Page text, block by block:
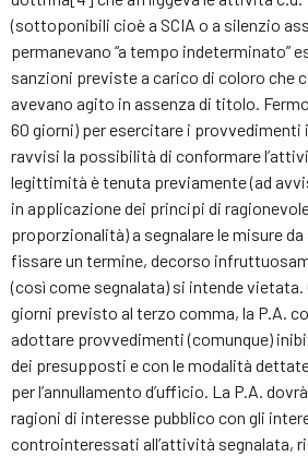
(sottoponibili cioè a SCIA o a silenzio
permanevano “a tempo indeterminato”
sanzioni previste a carico di coloro che
avevano agito in assenza di titolo.
60 giorni) per esercitare i provvedimenti
ravvisi la possibilità di conformare
legittimità è tenuta previamente (ad
in applicazione dei principi di
proporzionalità) a segnalare le misure
fissare un termine, decorso
(così come segnalata) si intende vietata.
giorni previsto al terzo comma, la P.A.
adottare provvedimenti (comunque)
dei presupposti e con le modalità dettate
per l’annullamento d’ufficio. La P.A.
ragioni di interesse pubblico con gli
controinteressati all’attività segnalata,